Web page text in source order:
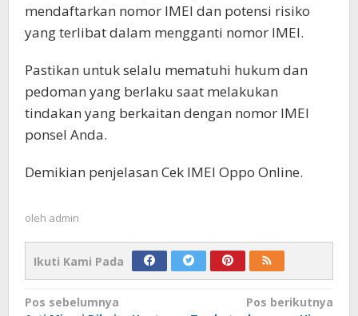
mendaftarkan nomor IMEI dan potensi risiko
yang terlibat dalam mengganti nomor IMEI.
Pastikan untuk selalu mematuhi hukum dan
pedoman yang berlaku saat melakukan
tindakan yang berkaitan dengan nomor IMEI
ponsel Anda.
Demikian penjelasan Cek IMEI Oppo Online.
oleh admin
Ikuti Kami Pada
Navigasi
Pos sebelumnya
Pos berikutnya